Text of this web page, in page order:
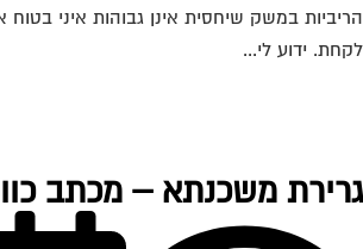
במשק שיחסית אינן גבוהות איני בטוח
ידוע לי...
משכנתא – מכתב